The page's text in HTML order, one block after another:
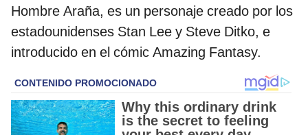
Hombre Araña, es un personaje creado por los
estadounidenses Stan Lee y Steve Ditko, e
introducido en el cómic Amazing Fantasy.